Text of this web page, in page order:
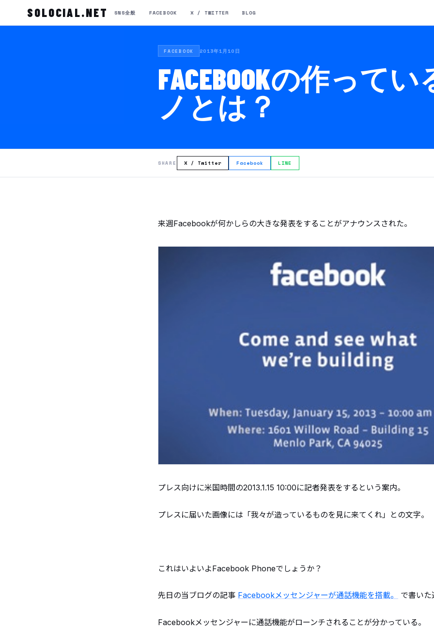
SOLOCIAL.NET SNS全般 FACEBOOK X / TWITTER BLOG
FACEBOOK 2013年1月10日
FACEBOOKの作って
ノとは？
SHARE X / Twitter Facebook LINE
来週Facebookが何かしらの大きな発表をすることがアナウンスされた。
プレス向けに米国時間の2013.1.15 10:00に記者発表をするという案内。
プレスに届いた画像には「我々が造っているものを見に来てくれ」との文字。
これはいよいよFacebook Phoneでしょうか？
先日の当ブログの記事 Facebookメッセンジャーが通話機能を搭載。 で書いた
Facebookメッセンジャーに通話機能がローンチされることが分かっている。